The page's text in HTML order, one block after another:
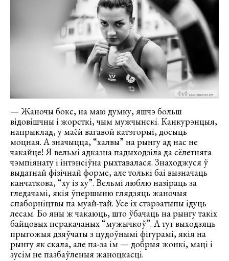
— Жаночы бокс, на маю думку, яшчэ больш
відовішчны і жорсткі, чым мужчынскі. Канкурэнцыя,
напрыклад, у маёй вагавой катэгорыі, досыць
моцная. А значыцца, “халвы” на рынгу ад нас не
чакайце! Я вельмі адказна падыходзіла да сёлетняга
чэмпіянату і інтэнсіўна рыхтавалася. Знаходжуся ў
выдатнай фізічнай форме, але толькі баі вызначаць
канчаткова, “ху із ху”. Вельмі люблю назіраць за
гледачамі, якія ўпершыню глядзяць жаночыя
спаборніцтвы па муай-тай. Усе іх стэрэатыпы ідуць
лесам. Бо яны ж чакаюць, што ўбачаць на рынгу такіх
байцовых перакачаных “мужычкоў”. А тут выходзяць
прыгожыя дзяўчаты з цудоўнымі фігурамі, якія на
рынгу як скала, але па-за ім — добрыя жонкі, маці і
зусім не пазбаўленыя жаноцкасці.